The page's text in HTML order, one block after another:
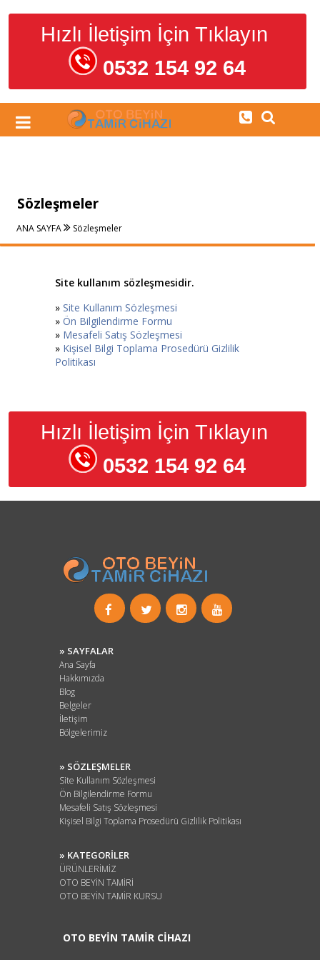
Hızlı İletişim İçin Tıklayın
0532 154 92 64
Sözleşmeler
ANA SAYFA Sözleşmeler
Site kullanım sözleşmesidir.
» Site Kullanım Sözleşmesi
» Ön Bilgilendirme Formu
» Mesafeli Satış Sözleşmesi
» Kişisel Bilgi Toplama Prosedürü Gizlilik
Politikası
Hızlı İletişim İçin Tıklayın
0532 154 92 64
» SAYFALAR
Ana Sayfa
Hakkımızda
Blog
Belgeler
İletişim
Bölgelerimiz
» SÖZLEŞMELER
Site Kullanım Sözleşmesi
Ön Bilgilendirme Formu
Mesafeli Satış Sözleşmesi
Kişisel Bilgi Toplama Prosedürü Gizlilik Politikası
» KATEGORİLER
ÜRÜNLERİMİZ
OTO BEYİN TAMİRİ
OTO BEYİN TAMİR KURSU
OTO BEYİN TAMİR CİHAZI